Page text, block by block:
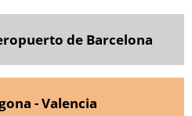
de Barcelona
- Valencia